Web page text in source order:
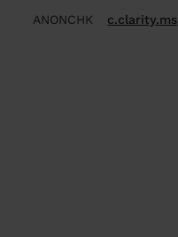
ANONCHK c.clarity.ms